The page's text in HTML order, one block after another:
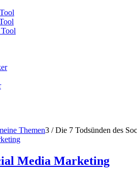
Themen3 / Die 7 Todsünden des
Media Marketing